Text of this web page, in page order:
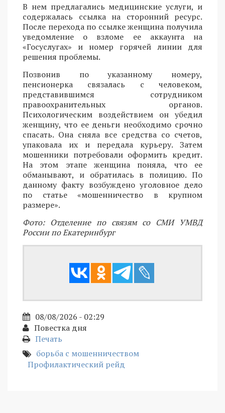
В нем предлагались медицинские услуги, и
содержалась ссылка на сторонний ресурс.
После перехода по ссылке женщина получила
уведомление о взломе ее аккаунта на
«Госуслугах» и номер горячей линии для
решения проблемы.
Позвонив по указанному номеру,
пенсионерка связалась с человеком,
представившимся сотрудником
правоохранительных органов.
Психологическим воздействием он убедил
женщину, что ее деньги необходимо срочно
спасать. Она сняла все средства со счетов,
упаковала их и передала курьеру. Затем
мошенники потребовали оформить кредит.
На этом этапе женщина поняла, что ее
обманывают, и обратилась в полицию. По
данному факту возбуждено уголовное дело
по статье «мошенничество в крупном
размере».
Фото: Отделение по связям со СМИ УМВД
России по Екатеринбург
08/08/2026 - 02:29
Повестка дня
Печать
борьба с мошенничеством
Профилактический рейд